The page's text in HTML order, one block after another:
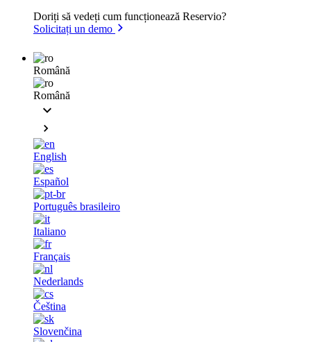
Doriți să vedeți cum funcționează Reservio?
Solicitați un demo
Română
Română
English
Español
Português brasileiro
Italiano
Français
Nederlands
Čeština
Slovenčina